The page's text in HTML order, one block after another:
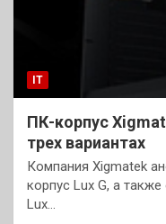
IT
ПК-корпус
трех вариантах
Компания Xigmatek
корпус Lux G, а
Lux…